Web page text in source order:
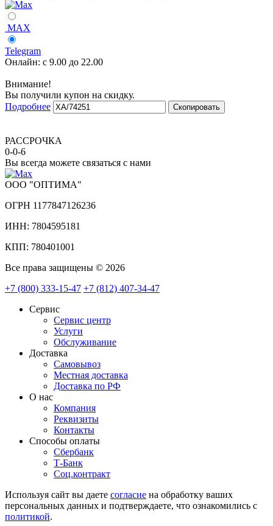
MAX
Telegram
Онлайн: с 9.00 до 22.00
Внимание!
Вы получили купон на скидку.
Подробнее
Скопировать
РАССРОЧКА
0-0-6
Вы всегда можете связаться с нами
ООО "ОПТИМА"
ОГРН 1177847126236
ИНН: 7804595181
КПП: 780401001
Все права защищены © 2026
+7 (800) 333-15-47 +7 (812) 407-34-47
Сервис
Сервис центр
Услуги
Обслуживание
Доставка
Самовывоз
Местная доставка
Доставка по РФ
О нас
Компания
Реквизиты
Контакты
Cпособы оплаты
Сбербанк
Т-Банк
Соц.контракт
Используя сайт вы даете согласие на обработку ваших
персональных данных и подтверждаете, что ознакомились с
политикой.